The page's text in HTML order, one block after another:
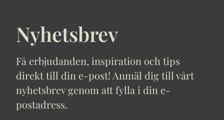
Nyhetsbrev
Få erbjudanden, inspiration och tips
direkt till din e-post! Anmäl dig till vårt
nyhetsbrev genom att fylla i din e-
postadress.